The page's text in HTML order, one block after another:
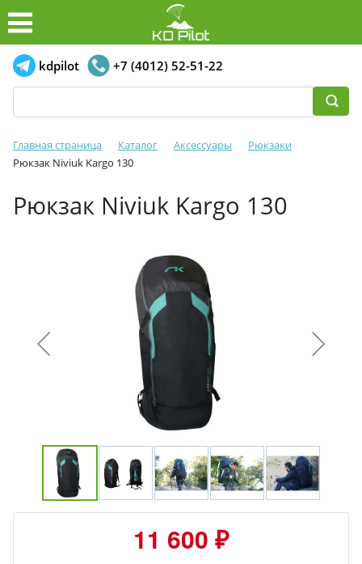
kdpilot +7 (4012) 52-51-22
Главная страница Каталог Аксессуары
Рюкзаки
Рюкзак Niviuk Kargo 130
Рюкзак Niviuk Kargo 130
11 600 ₽